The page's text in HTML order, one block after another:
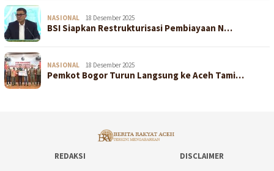
NASIONAL 18 Desember 2025
BSI Siapkan Restrukturisasi Pembiayaan N…
NASIONAL 18 Desember 2025
Pemkot Bogor Turun Langsung ke Aceh Tami…
REDAKSI
DISCLAIMER